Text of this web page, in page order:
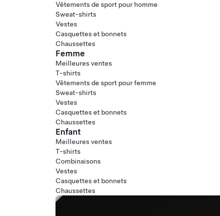
Vêtements de sport pour homme
Sweat-shirts
Vestes
Casquettes et bonnets
Chaussettes
Femme
Meilleures ventes
T-shirts
Vêtements de sport pour femme
Sweat-shirts
Vestes
Casquettes et bonnets
Chaussettes
Enfant
Meilleures ventes
T-shirts
Combinaisons
Vestes
Casquettes et bonnets
Chaussettes